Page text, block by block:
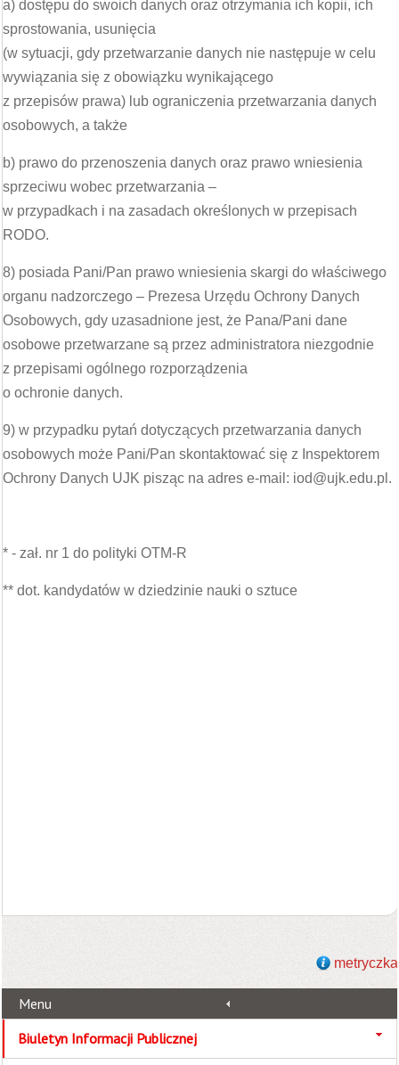
a) dostępu do swoich danych oraz otrzymania ich kopii, ich
sprostowania, usunięcia
(w sytuacji, gdy przetwarzanie danych nie następuje w celu
wywiązania się z obowiązku wynikającego
z przepisów prawa) lub ograniczenia przetwarzania danych
osobowych, a także
b) prawo do przenoszenia danych oraz prawo wniesienia
sprzeciwu wobec przetwarzania –
w przypadkach i na zasadach określonych w przepisach
RODO.
8) posiada Pani/Pan prawo wniesienia skargi do właściwego
organu nadzorczego – Prezesa Urzędu Ochrony Danych
Osobowych, gdy uzasadnione jest, że Pana/Pani dane
osobowe przetwarzane są przez administratora niezgodnie
z przepisami ogólnego rozporządzenia
o ochronie danych.
9) w przypadku pytań dotyczących przetwarzania danych
osobowych może Pani/Pan skontaktować się z Inspektorem
Ochrony Danych UJK pisząc na adres e-mail: iod@ujk.edu.pl.
* - zał. nr 1 do polityki OTM-R
** dot. kandydatów w dziedzinie nauki o sztuce
metryczka
Menu
Biuletyn Informacji Publicznej